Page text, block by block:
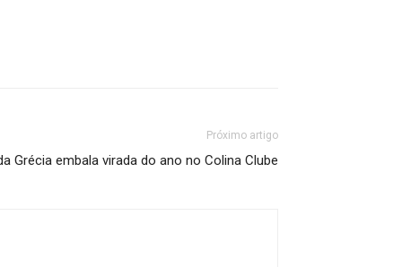
Próximo artigo
Grécia embala virada do ano no Colina Clube